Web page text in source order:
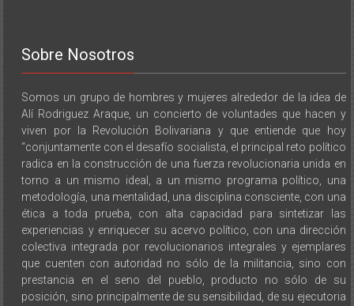
Sobre Nosotros
Somos un grupo de hombres y mujeres alrededor de la idea de
Alí Rodriguez Araque, un concierto de voluntades que hacen y
viven por la Revolución Bolivariana y que entiende que hoy
“conjuntamente con el desafío socialista, el principal reto político
radica en la construcción de una fuerza revolucionaria unida en
torno a un mismo ideal, a un mismo programa político, una
metodología, una mentalidad, una disciplina consciente, con una
ética a toda prueba, con alta capacidad para sintetizar las
experiencias y enriquecer su acervo político, con una dirección
colectiva integrada por revolucionarios integrales y ejemplares
que cuenten con autoridad no sólo de la militancia, sino con
prestancia en el seno del pueblo, producto no sólo de su
posición, sino principalmente de su sensibilidad, de su ejecutoria